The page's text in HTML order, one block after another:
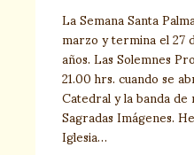
La Semana Santa
marzo y termina el 27
años. Las Solemnes
21.00 hrs. cuando se
Catedral y la banda de
Sagradas Imágenes.
Iglesia…